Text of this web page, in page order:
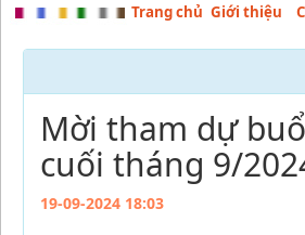
Trang chủ Giới thiệu
Mời tham dự
cuối tháng 9/
19-09-2024 18:03